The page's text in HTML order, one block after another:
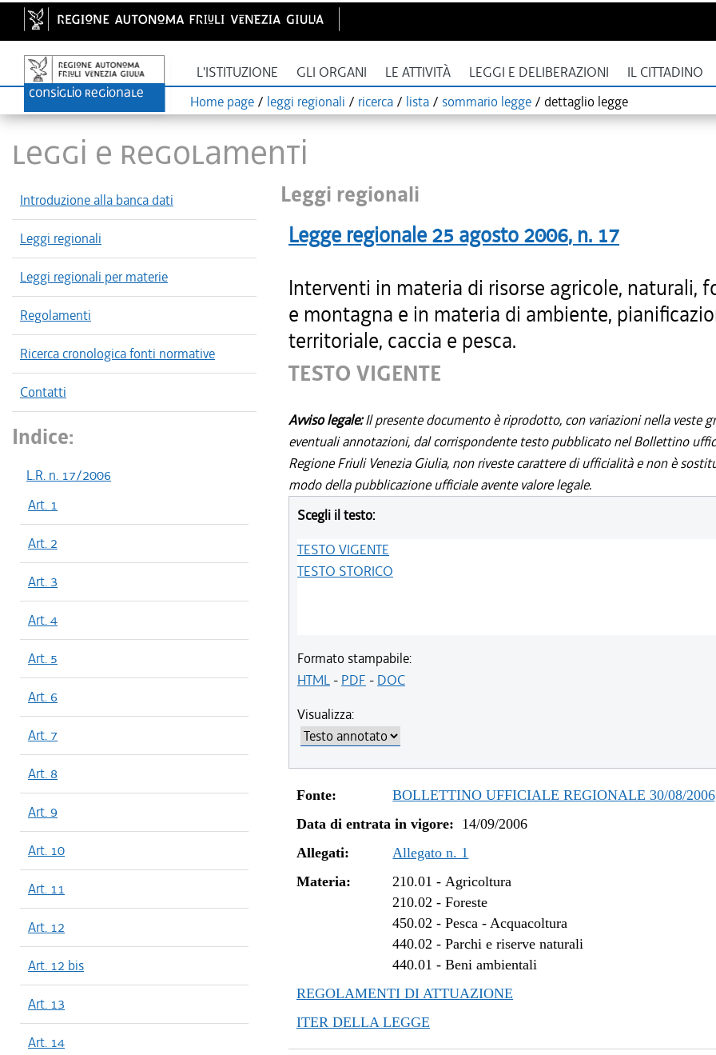
L'ISTITUZIONE GLI ORGANI LE ATTIVITÀ LEGGI E DELIBERAZIONI IL CITTADINO
Home page / leggi regionali / ricerca / lista / sommario legge / dettaglio legge
LEGGI E REGOLAMENTI
Introduzione alla banca dati
Leggi regionali
Leggi regionali per materie
Regolamenti
Ricerca cronologica fonti normative
Contatti
Indice:
L.R. n. 17/2006
Art. 1
Art. 2
Art. 3
Art. 4
Art. 5
Art. 6
Art. 7
Art. 8
Art. 9
Art. 10
Art. 11
Art. 12
Art. 12 bis
Art. 13
Art. 14
Leggi regionali
Legge regionale 25 agosto 2006, n. 17
Interventi in materia di risorse agricole, naturali,
e montagna e in materia di ambiente,
territoriale, caccia e pesca.
TESTO VIGENTE
Avviso legale:Il presente documento è riprodotto, con variazioni nella veste
eventuali annotazioni, dal corrispondente testo pubblicato nel Bollettino
Regione Friuli Venezia Giulia, non riveste carattere di ufficialità e non è
modo della pubblicazione ufficiale avente valore legale.
Scegli il testo:
TESTO VIGENTE
TESTO STORICO
Formato stampabile:
HTML- PDF - DOC
Visualizza:
Fonte:
BOLLETTINO UFFICIALE REGIONALE 30/08/
Data di entrata in vigore: 14/09/2006
Allegati:
Allegato n. 1
Materia:
210.01 -Agricoltura
210.02 -Foreste
450.02 -Pesca - Acquacoltura
440.02 -Parchi e riserve naturali
440.01 -Beni ambientali
REGOLAMENTI DI ATTUAZIONE
ITER DELLA LEGGE